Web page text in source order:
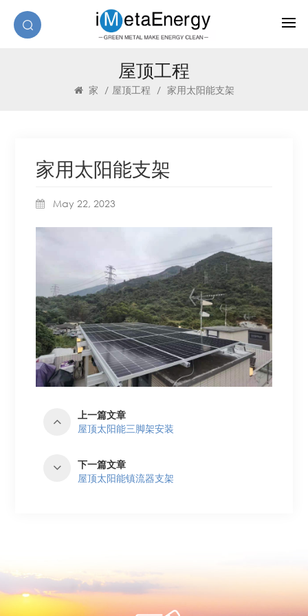
屋顶工程
家 / 屋顶工程 / 家用太阳能支架
家用太阳能支架
May 22, 2023
上一篇文章
屋顶太阳能三脚架安装
下一篇文章
屋顶太阳能镇流器支架